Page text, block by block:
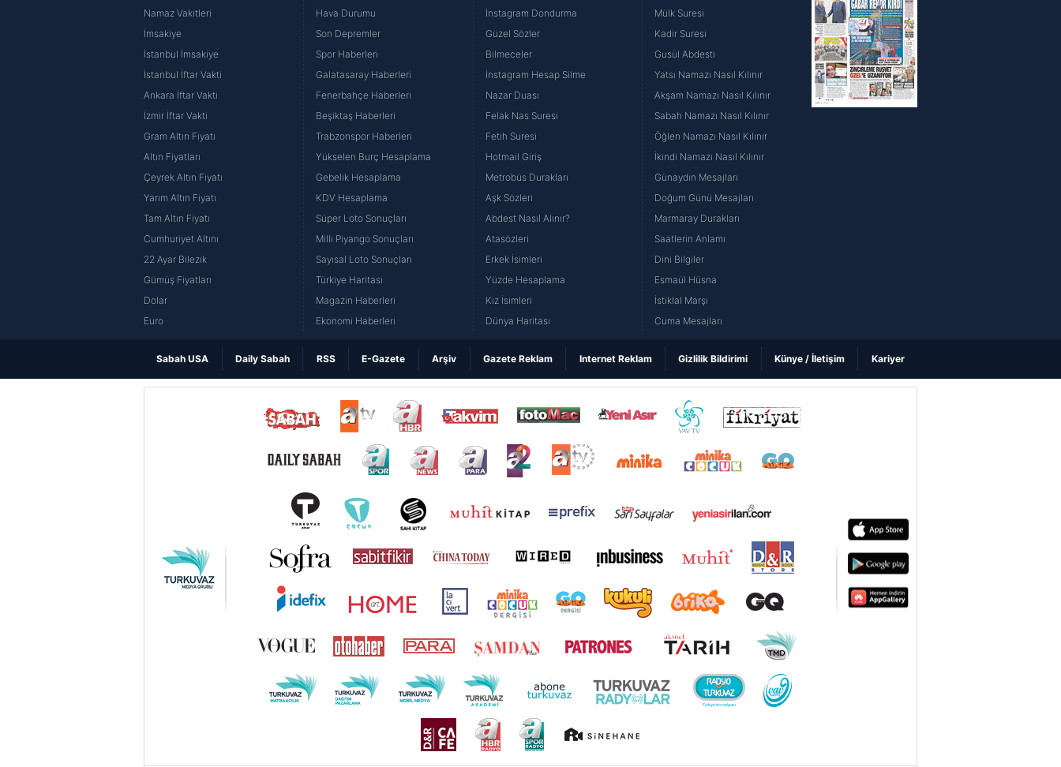
Namaz Vakitleri
İmsakiye
İstanbul İmsakiye
İstanbul İftar Vakti
Ankara İftar Vakti
İzmir İftar Vakti
Gram Altın Fiyatı
Altın Fiyatları
Çeyrek Altın Fiyatı
Yarım Altın Fiyatı
Tam Altın Fiyatı
Cumhuriyet Altını
22 Ayar Bilezik
Gümüş Fiyatları
Dolar
Euro
Hava Durumu
Son Depremler
Spor Haberleri
Galatasaray Haberleri
Fenerbahçe Haberleri
Beşiktaş Haberleri
Trabzonspor Haberleri
Yükselen Burç Hesaplama
Gebelik Hesaplama
KDV Hesaplama
Süper Loto Sonuçları
Milli Piyango Sonuçları
Sayısal Loto Sonuçları
Türkiye Haritası
Magazin Haberleri
Ekonomi Haberleri
İnstagram Dondurma
Güzel Sözler
Bilmeceler
İnstagram Hesap Silme
Nazar Duası
Felak Nas Suresi
Fetih Suresi
Hotmail Giriş
Metrobüs Durakları
Aşk Sözleri
Abdest Nasıl Alınır?
Atasözleri
Erkek İsimleri
Yüzde Hesaplama
Kız İsimleri
Dünya Haritası
Mülk Suresi
Kadir Suresi
Gusül Abdesti
Yatsı Namazı Nasıl Kılınır
Akşam Namazı Nasıl Kılınır
Sabah Namazı Nasıl Kılınır
Öğlen Namazı Nasıl Kılınır
İkindi Namazı Nasıl Kılınır
Günaydın Mesajları
Doğum Günü Mesajları
Marmaray Durakları
Saatlerin Anlamı
Dini Bilgiler
Esmaül Hüsna
İstiklal Marşı
Cuma Mesajları
Sabah USA Daily Sabah RSS E-Gazete Arşiv Gazete Reklam Internet Reklam Gizlilik Bildirimi Künye / İletişim Kariyer